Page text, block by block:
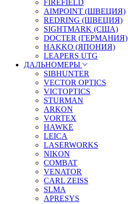
FIREFIELD
AIMPOINT (ШВЕЦИЯ)
REDRING (ШВЕЦИЯ)
SIGHTMARK (США)
DOCTER (ГЕРМАНИЯ)
HAKKO (ЯПОНИЯ)
LEAPERS UTG
ДАЛЬНОМЕРЫ
SIBHUNTER
VECTOR OPTICS
VICTOPTICS
STURMAN
ARKON
VORTEX
HAWKE
LEICA
LASERWORKS
NIKON
COMBAT
VENATOR
CARL ZEISS
SLMA
APRESYS